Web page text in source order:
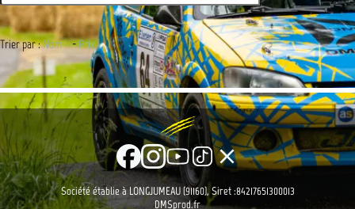
Trier par :Nom -Prix
clear
Société établie à LONGJUMEAU (91160), Siret :84217651300013
DMSprod.fr